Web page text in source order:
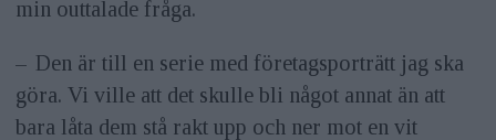
min outtalade fråga.
– Den är till en serie med företagsporträtt jag ska
göra. Vi ville att det skulle bli något annat än att
bara låta dem stå rakt upp och ner mot en vit